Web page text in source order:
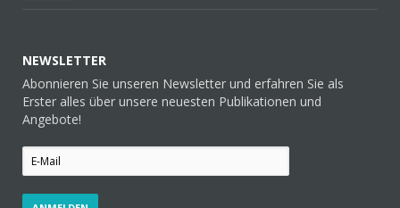
NEWSLETTER
Abonnieren Sie unseren Newsletter und erfahren Sie als
Erster alles über unsere neuesten Publikationen und
Angebote!